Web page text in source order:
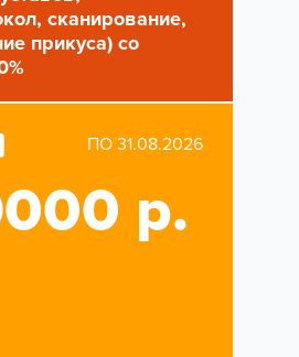
сканирование,
прикуса) со
ПО 31.08.2026
р.